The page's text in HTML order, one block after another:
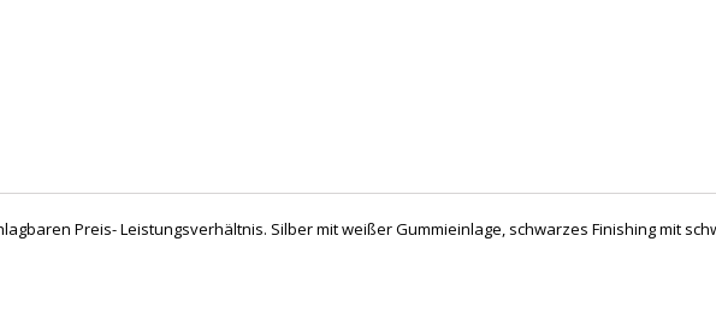
Preis- Leistungsverhältnis. Silber mit weißer Gummieinlage, schwarzes Finishing mit